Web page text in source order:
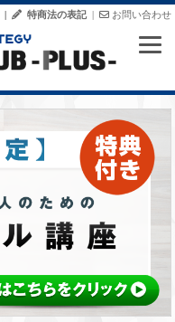
お問い合わせ
特商法の表記|
|